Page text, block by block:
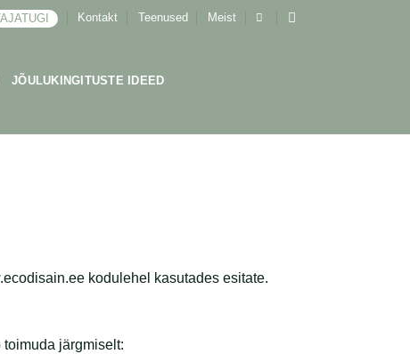
Kontakt Teenused Meist
JÕULUKINGITUSTE IDEED
kodulehel kasutades esitate.
järgmiselt: